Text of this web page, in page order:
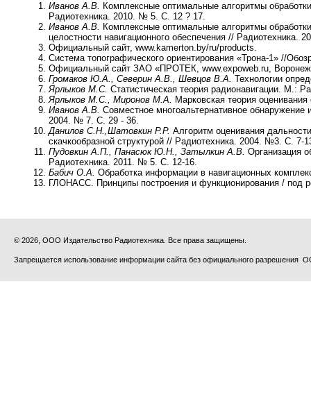
Иванов А.В. Комплексные оптимальные алгоритмы
Радиотехника. 2010. № 5. С. 12 ? 17.
Иванов А.В. Комплексные оптимальные алгоритмы
целостности навигационного обеспечения // Радиотехника.
Официальный сайт, www.kamerton.by/ru/products.
Система топографического ориентирования «Трона-1» //
Официальный сайт ЗАО «ПРОТЕК, www.expoweb.ru,
Громаков Ю.А., Северин А.В., Шевцов В.А. Технологии
Ярлыков М.С. Статистическая теория радионавигации. М.:
Ярлыков М.С., Миронов М.А. Марковская теория
Иванов А.В. Совместное многоальтернативное
2004. № 7. С. 29 - 36.
Данилов С.Н.,Шатовкин Р.Р. Алгоритм оценивания
скачкообразной структурой // Радиотехника. 2004. №3. С. 7-
Пудовкин А.П., Панасюк Ю.Н., Затылкин А.В. Организация
Радиотехника. 2011. № 5. С. 12-16.
Бабич О.А. Обработка информации в навигационных
ГЛОНАСС. Принципы построения и функционирования / под
© 2026, ООО Издательство Радиотехника. Все права защищены.
Запрещается использование информации сайта без официального разрешения